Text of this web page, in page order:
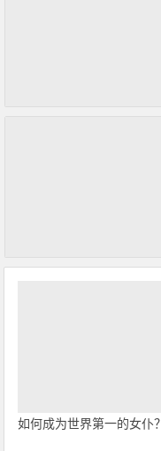
如何成为世界第一的女仆？